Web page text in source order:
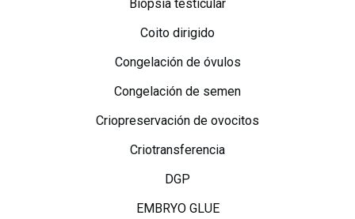
Biopsia testicular
Coito dirigido
Congelación de óvulos
Congelación de semen
Criopreservación de ovocitos
Criotransferencia
DGP
EMBRYO GLUE